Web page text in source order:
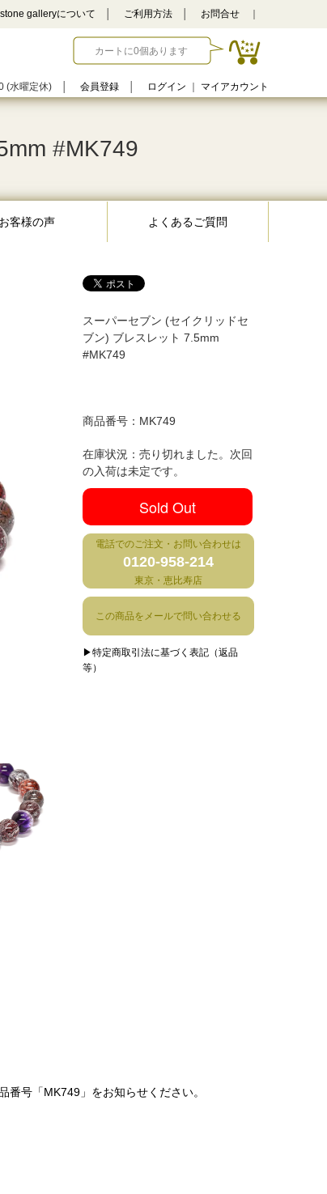
galleryについて ご利用方法 お問合せ
カートに0個あります
(水曜定休) 会員登録 ログイン マイアカウント
#MK749
お客様の声 よくあるご質問
スーパーセブン (セイクリッドセ
ブン) ブレスレット 7.5mm
#MK749
商品番号： MK749
在庫状況：売り切れました。次回
の入荷は未定です。
Sold Out
電話でのご注文・お問い合わせは
0120-958-214
東京・恵比寿店
この商品をメールで問い合わせる
▶特定商取引法に基づく表記（返品
等）
号「MK749」をお知らせください。